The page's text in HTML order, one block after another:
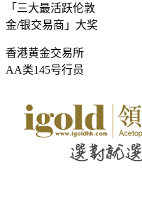
「三大最活跃伦敦
金/银交易商」大奖
香港黄金交易所
AA类145号行员